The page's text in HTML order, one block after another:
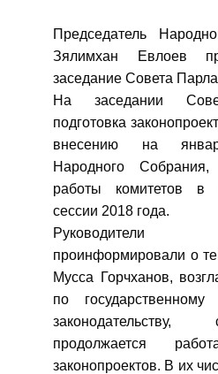
Председатель
Зялимхан Евлоев
заседание Совета
На заседании
подготовка
внесению на
Народного
работы комитетов в
сессии 2018 года.
проинформировали о
Мусса Горчханов,
по государственному
продолжается
законопроектов. В их